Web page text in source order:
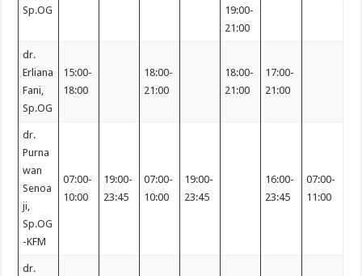
Sp.OG
19:00-
21:00
dr.
Erliana
Fani,
Sp.OG
15:00-
18:00
18:00-
21:00
18:00-
21:00
17:00-
21:00
dr.
Purna
wan
Senoa
ji,
Sp.OG
-KFM
07:00-
10:00
19:00-
23:45
07:00-
10:00
19:00-
23:45
16:00-
23:45
07:00-
11:00
dr.